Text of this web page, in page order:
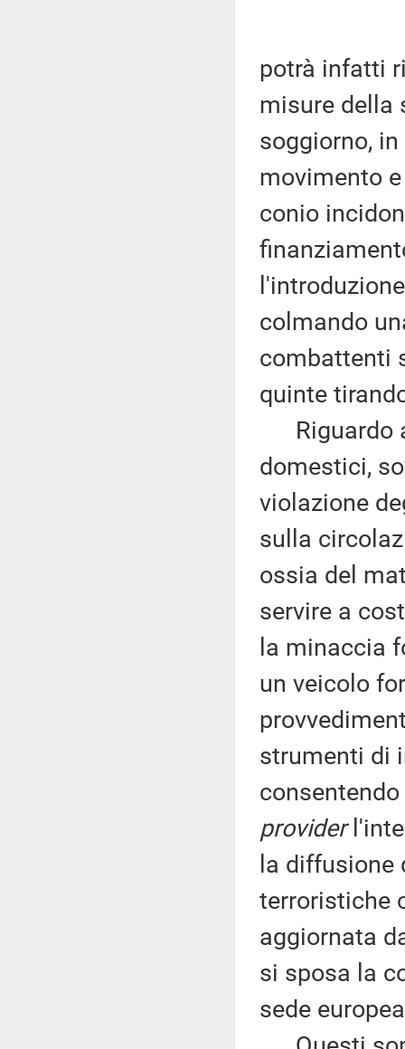
potrà infatti
misure della
soggiorno,
movimento
conio
colmando
combattenti
quinte
Riguardo
domestici,
violazione
sulla
ossia del
servire a
la minaccia
un veicolo
strumenti di
provider
la
terroristiche
aggiornata
si sposa la
sede